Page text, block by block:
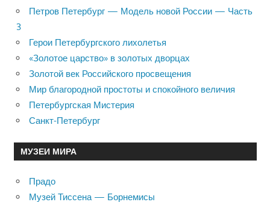
Петров Петербург — Модель новой России — Часть
3
Герои Петербургского лихолетья
«Золотое царство» в золотых дворцах
Золотой век Российского просвещения
Мир благородной простоты и спокойного величия
Петербургская Мистерия
Санкт-Петербург
МУЗЕИ МИРА
Прадо
Музей Тиссена — Борнемисы